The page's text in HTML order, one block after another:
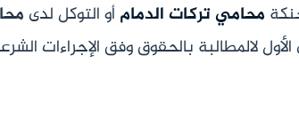
محامي تركات الدمامأو التوكل لدى
لالمطالبة بالحقوق وفق الإجراءات